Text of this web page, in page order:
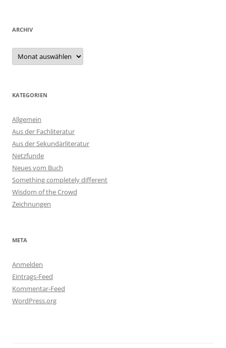
ARCHIV
Archiv
KATEGORIEN
Allgemein
Aus der Fachliteratur
Aus der Sekundärliteratur
Netzfunde
Neues vom Buch
Something completely different
Wisdom of the Crowd
Zeichnungen
META
Anmelden
Eintrags-Feed
Kommentar-Feed
WordPress.org